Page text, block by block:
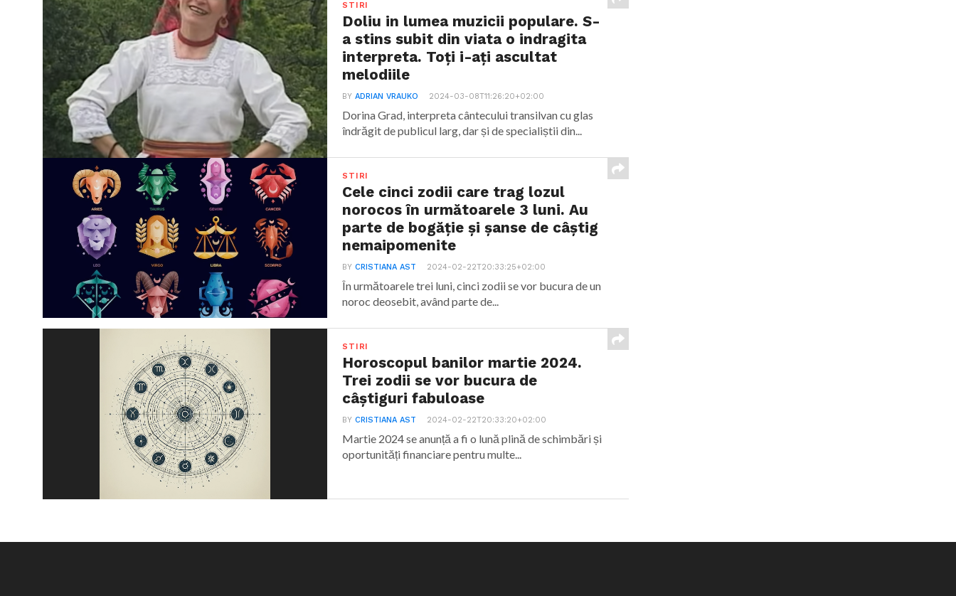
STIRI
Doliu in lumea muzicii populare. S-
a stins subit din viata o indragita
interpreta. Toți i-ați ascultat
melodiile
BYADRIAN VRAUKO 2024-03-08T11:26:20+02:00
Dorina Grad, interpreta cântecului transilvan cu glas
îndrăgit de publicul larg, dar și de specialiștii din...
STIRI
Cele cinci zodii care trag lozul
norocos în următoarele 3 luni. Au
parte de bogăție și șanse de câștig
nemaipomenite
BYCRISTIANA AST 2024-02-22T20:33:25+02:00
În următoarele trei luni, cinci zodii se vor bucura de un
noroc deosebit, având parte de...
STIRI
Horoscopul banilor martie 2024.
Trei zodii se vor bucura de
câștiguri fabuloase
BYCRISTIANA AST 2024-02-22T20:33:20+02:00
Martie 2024 se anunță a fi o lună plină de schimbări și
oportunități financiare pentru multe...